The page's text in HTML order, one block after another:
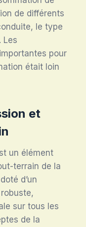
de différents
le type
Les
pour
était loin
et
un élément
terrain de la
d’un
sur tous les
de la